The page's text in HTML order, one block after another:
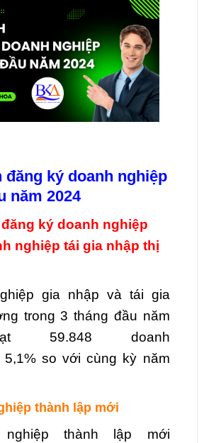
đăng ký doanh nghiệp
năm 2024
ký doanh nghiệp
nghiệp tái gia nhập thị
gia nhập và tái gia
trong3 tháng đầu năm
59.848 doanh
5,1% so với cùng kỳ năm
thành lập mới
thành lập mới